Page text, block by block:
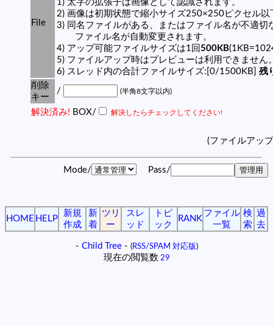
File
1) 太字の拡張子は画像として認識されます。
2) 画像は初期状態で縮小サイズ250×250ピクセル以
3) 同名ファイルがある、またはファイル名が不適切
ファイル名が自動変更されます。
4) アップ可能ファイルサイズは1回 500KB
5) ファイルアップ時はプレビューは利用できません
6) スレッド内の合計ファイルサイズ:[0/1500KB] 残
削除
キー
/ (半角8文字以内)
解決済み! BOX/ 解決したらチェックしてください!
(ファイルアッ
Mode/ Pass/
HOME HELP
新規
作成
新
着
ツリ
ー
スレ
ッド
トピ
ック
RANK
ファイル
一覧
検
索
過
去
- Child Tree- (RSS/SPAM 対応版)
現在の閲覧数 29